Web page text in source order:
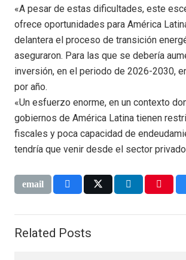
«A pesar de estas dificultades, este
ofrece oportunidades para América
delantera el proceso de transición
aseguraron. Para las que se debería
inversión, en el periodo de 2026-2030,
por año.
«Un esfuerzo enorme, en un contexto
gobiernos de América Latina tienen
fiscales y poca capacidad de
tendría que venir desde el sector
Related Posts